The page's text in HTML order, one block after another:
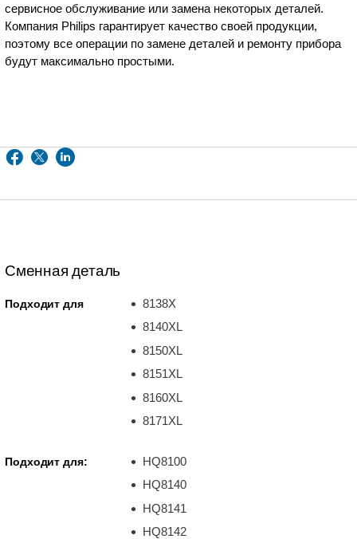
сервисное обслуживание или замена некоторых деталей.
Компания Philips гарантирует качество своей продукции,
поэтому все операции по замене деталей и ремонту прибора
будут максимально простыми.
Сменная деталь
Подходит для
8138X
8140XL
8150XL
8151XL
8160XL
8171XL
Подходит для:
HQ8100
HQ8140
HQ8141
HQ8142